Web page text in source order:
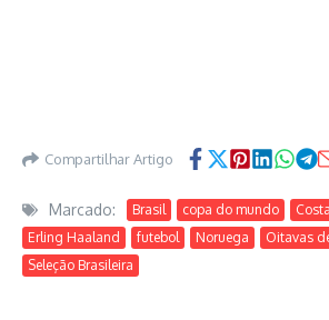
Compartilhar Artigo
Marcado: Brasil copa do mundo
Erling Haaland
futebol Noruega
Oitavas
Seleção Brasileira